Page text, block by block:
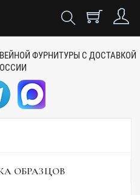
ФУРНИТУРЫ С ДОСТАВКОЙ
ОБРАЗЦОВ